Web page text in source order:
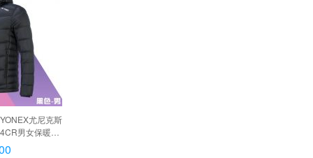
尤尼克斯
男女保暖羽
黑色